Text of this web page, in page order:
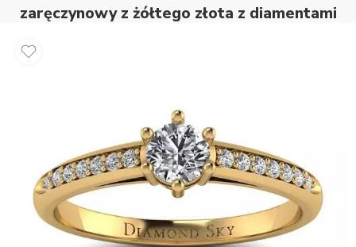
zaręczynowy z żółtego złota z diamentami